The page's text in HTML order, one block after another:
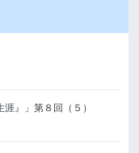
』」第８回（５）